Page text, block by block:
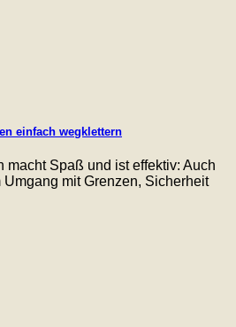
einfach wegklettern
macht Spaß und ist effektiv: Auch
mit Grenzen, Sicherheit